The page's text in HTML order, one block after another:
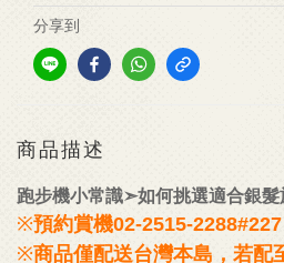
分享到
商品描述
跑步機小常識➣如何挑選適合銀
※預約賞機02-2515-2288#227
※商品僅配送台灣本島，若配